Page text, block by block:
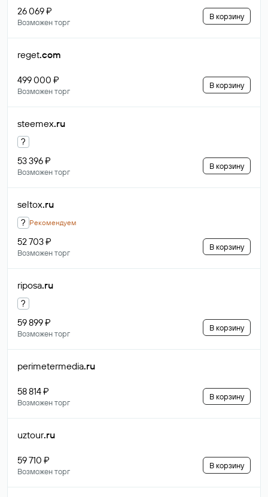
26 069 ₽
Возможен торг
В корзину
reget.com
499 000 ₽
Возможен торг
В корзину
steemex.ru
?
53 396 ₽
Возможен торг
В корзину
seltox.ru
? Рекомендуем
52 703 ₽
Возможен торг
В корзину
riposa.ru
?
59 899 ₽
Возможен торг
В корзину
perimetermedia.ru
58 814 ₽
Возможен торг
В корзину
uztour.ru
59 710 ₽
Возможен торг
В корзину